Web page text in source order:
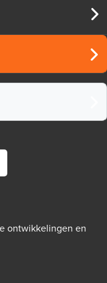
ontwikkelingen en